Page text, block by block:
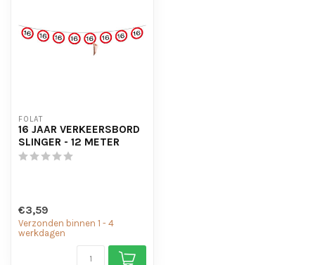
FOLAT
16 JAAR VERKEERSBORD
SLINGER - 12 METER
€3,59
Verzonden binnen 1 - 4
werkdagen